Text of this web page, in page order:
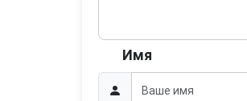
Имя